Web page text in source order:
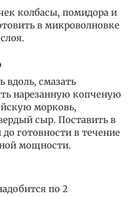
колбасы, помидора и
в микроволновке
вдоль, смазать
нарезанную копченую
морковь,
сыр. Поставить в
готовности в течение
мощности.
по 2